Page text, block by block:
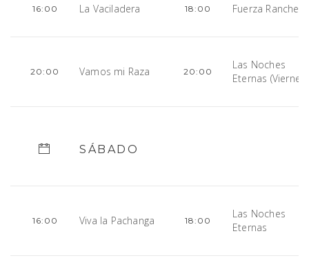
16:00 La Vaciladera 18:00 Fuerza Ranchera
20:00 Vamos mi Raza 20:00
Las Noches
Eternas (Viernes)
SÁBADO
16:00 Viva la Pachanga 18:00
Las Noches
Eternas